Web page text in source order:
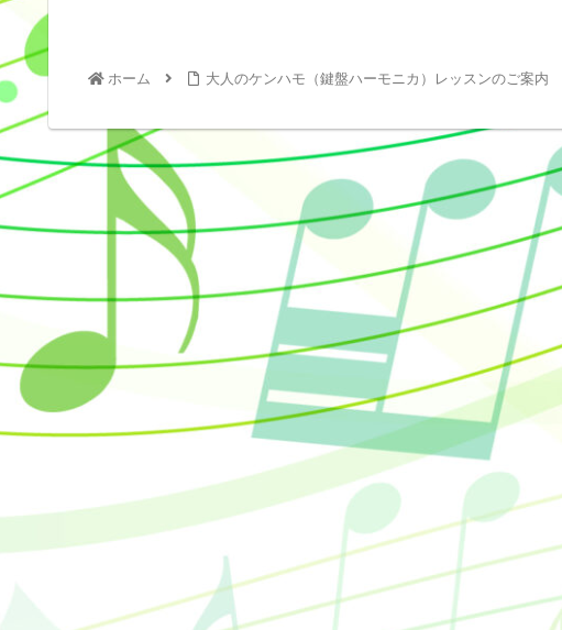
ホーム 大人のケンハモ（鍵盤ハーモニカ）レッスンのご案内